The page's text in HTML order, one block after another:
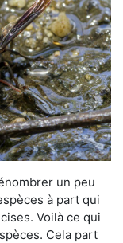
un peu
à part qui
Voilà ce qui
Cela part